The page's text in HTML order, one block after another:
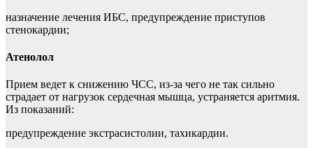
назначение лечения ИБС, предупреждение приступов
стенокардии;
Атенолол
Прием ведет к снижению ЧСС, из-за чего не так сильно
страдает от нагрузок сердечная мышца, устраняется аритмия.
Из показаний:
предупреждение экстрасистолии, тахикардии.